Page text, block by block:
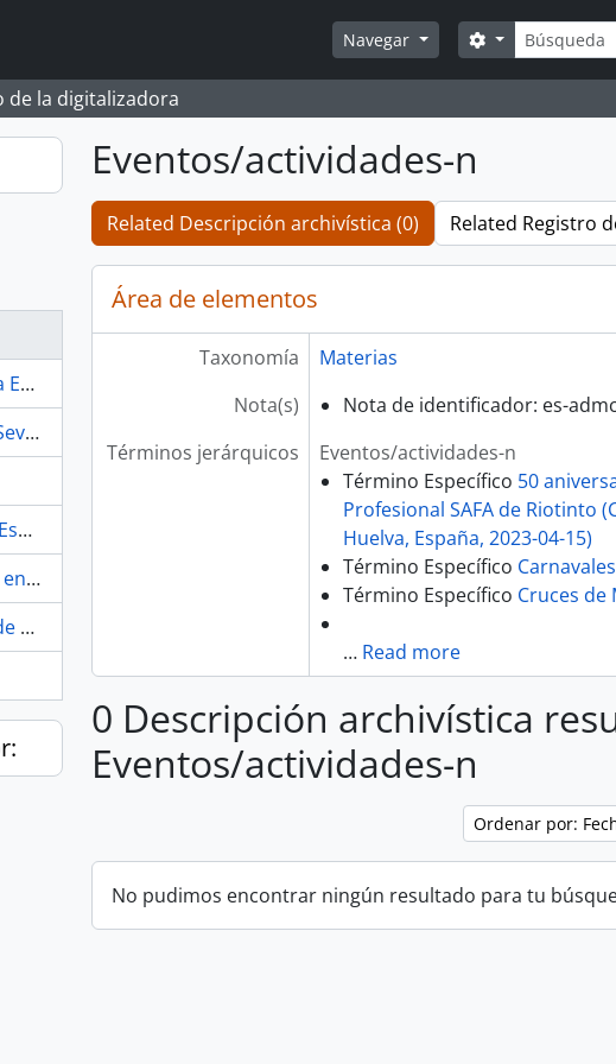
Navegar
Búsqueda
Search options
de la digitalizadora
50 aniversario del cierre de la Escuela Profesional SAFA de Riotinto (Cuenca minera de Riotinto-Nerva, Huelva, España, 2023-04-15)
Carnavales de Los Corrales (Sevilla, España)
Día de la Bandera Andaluza (España, 4 de diciembre)
Dia de los Reyes Magos (6 de enero)
Domingos Rojos (Sierra Sur de Sevilla, España)
Eventos/actividades-n
Related Descripción archivística (0) Related Registro
Área de elementos
Taxonomía
Materias
Nota(s)
Nota de identificador: es-
Términos jerárquicos
Eventos/actividades-n
Término Específico 50
Profesional SAFA de Riotinto
Huelva, España, 2023-04-15)
Término Específico
Término Específico Cruces de
… Read more
0 Descripción archivística
Eventos/actividades-n
Ordenar por:
No pudimos encontrar ningún resultado para tu